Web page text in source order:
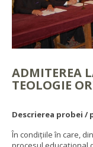
ADMITEREA
TEOLOGIE
Descrierea probei /
În condițiile în care,